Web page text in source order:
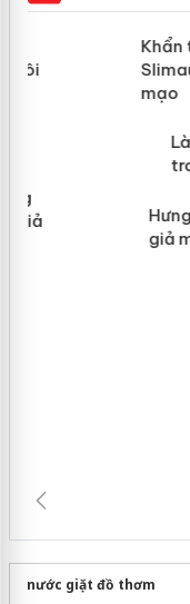
giả
nước giặt đồ thơm